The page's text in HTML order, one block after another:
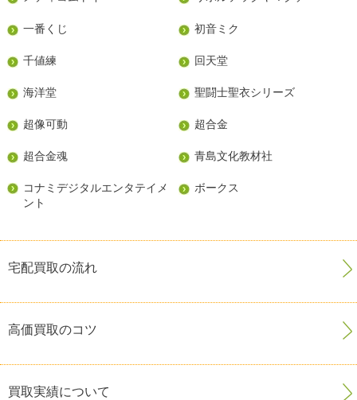
一番くじ 初音ミク
千値練 回天堂
海洋堂 聖闘士聖衣シリーズ
超像可動 超合金
超合金魂 青島文化教材社
コナミデジタルエンタテイメ
ント
ボークス
宅配買取の流れ
高価買取のコツ
買取実績について